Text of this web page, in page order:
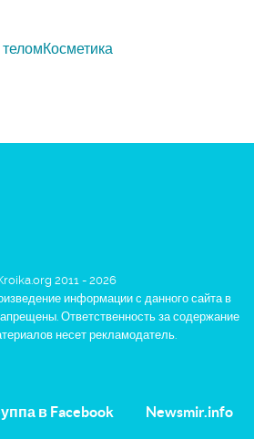
Косметика
2011 - 2026
информации с данного сайта в
Ответственность за содержание
несет рекламодатель.
в Facebook Newsmir.info